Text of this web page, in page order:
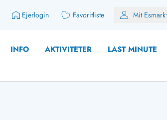
Ejerlogin Favoritliste Mit Esmark
INFO AKTIVITETER LAST MINUTE